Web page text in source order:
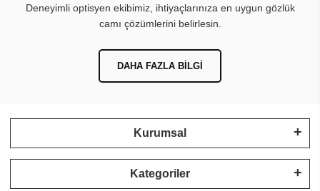
Deneyimli optisyen ekibimiz, ihtiyaçlarınıza en uygun gözlük
camı çözümlerini belirlesin.
DAHA FAZLA BILGI
Kurumsal
Kategoriler